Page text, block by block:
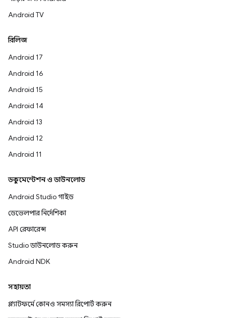
Android TV
রিলিজ
Android 17
Android 16
Android 15
Android 14
Android 13
Android 12
Android 11
ডকুমেন্টেশন ও ডাউনলোড
Android Studio গাইড
ডেভেলপার নির্দেশিকা
API রেফারেন্স
Studio ডাউনলোড করুন
Android NDK
সহায়তা
প্ল্যাটফর্মে কোনও সমস্যা রিপোর্ট করুন